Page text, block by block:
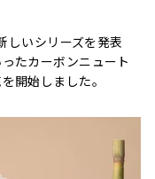
しいシリーズを発表
たカーボンニュート
開始しました。